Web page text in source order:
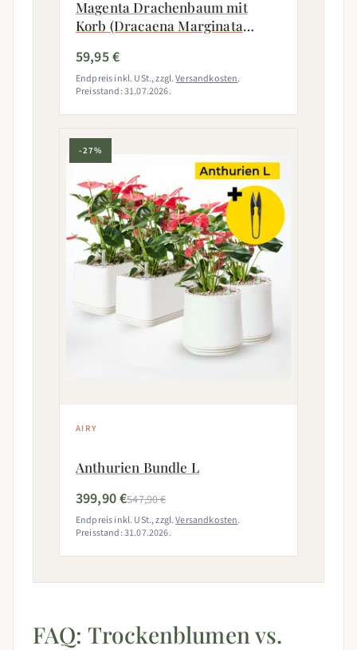
Magenta Drachenbaum mit
Korb (Dracaena Marginata
59,95 €
Endpreis inkl. USt., zzgl.Versandkosten.
Preisstand: 31.07.2026.
-27%
AIRY
Anthurien Bundle L
399,90 €547,90 €
Endpreis inkl. USt., zzgl.Versandkosten.
Preisstand: 31.07.2026.
FAQ: Trockenblumen vs.